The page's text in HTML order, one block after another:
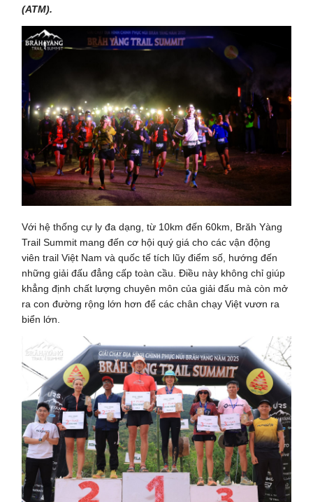
(ATM).
Với hệ thống cự ly đa dạng, từ 10km đến 60km, Brăh Yàng
Trail Summit mang đến cơ hội quý giá cho các vận động
viên trail Việt Nam và quốc tế tích lũy điểm số, hướng đến
những giải đấu đẳng cấp toàn cầu. Điều này không chỉ giúp
khẳng định chất lượng chuyên môn của giải đấu mà còn mở
ra con đường rộng lớn hơn để các chân chạy Việt vươn ra
biển lớn.